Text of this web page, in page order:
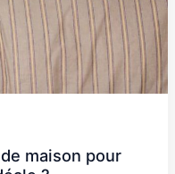
maison pour